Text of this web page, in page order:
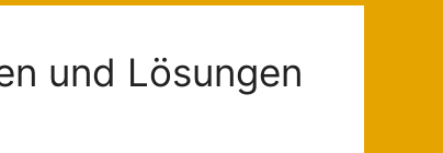
und Lösungen